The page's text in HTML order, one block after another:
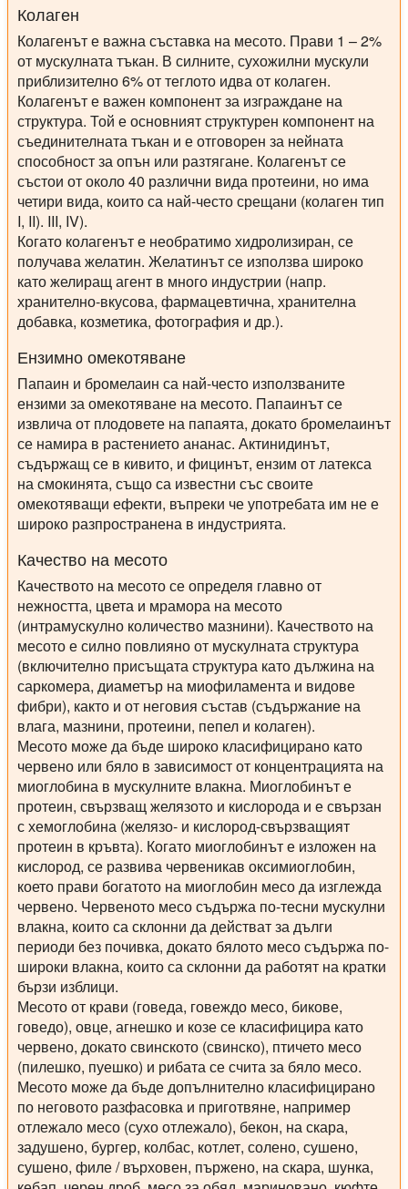
Колаген
Колагенът е важна съставка на месото. Прави 1 – 2%
от мускулната тъкан. В силните, сухожилни мускули
приблизително 6% от теглото идва от колаген.
Колагенът е важен компонент за изграждане на
структура. Той е основният структурен компонент на
съединителната тъкан и е отговорен за нейната
способност за опън или разтягане. Колагенът се
състои от около 40 различни вида протеини, но има
четири вида, които са най-често срещани (колаген тип
I, II). III, IV).
Когато колагенът е необратимо хидролизиран, се
получава желатин. Желатинът се използва широко
като желиращ агент в много индустрии (напр.
хранително-вкусова, фармацевтична, хранителна
добавка, козметика, фотография и др.).
Ензимно омекотяване
Папаин и бромелаин са най-често използваните
ензими за омекотяване на месото. Папаинът се
извлича от плодовете на папаята, докато бромелаинът
се намира в растението ананас. Актинидинът,
съдържащ се в кивито, и фицинът, ензим от латекса
на смокинята, също са известни със своите
омекотяващи ефекти, въпреки че употребата им не е
широко разпространена в индустрията.
Качество на месото
Качеството на месото се определя главно от
нежността, цвета и мрамора на месото
(интрамускулно количество мазнини). Качеството на
месото е силно повлияно от мускулната структура
(включително присъщата структура като дължина на
саркомера, диаметър на миофиламента и видове
фибри), както и от неговия състав (съдържание на
влага, мазнини, протеини, пепел и колаген).
Месото може да бъде широко класифицирано като
червено или бяло в зависимост от концентрацията на
миоглобина в мускулните влакна. Миоглобинът е
протеин, свързващ желязото и кислорода и е свързан
с хемоглобина (желязо- и кислород-свързващият
протеин в кръвта). Когато миоглобинът е изложен на
кислород, се развива червеникав оксимиоглобин,
което прави богатото на миоглобин месо да изглежда
червено. Червеното месо съдържа по-тесни мускулни
влакна, които са склонни да действат за дълги
периоди без почивка, докато бялото месо съдържа по-
широки влакна, които са склонни да работят на кратки
бързи изблици.
Месото от крави (говеда, говеждо месо, бикове,
говедо), овце, агнешко и козе се класифицира като
червено, докато свинското (свинско), птичето месо
(пилешко, пуешко) и рибата се счита за бяло месо.
Месото може да бъде допълнително класифицирано
по неговото разфасовка и приготвяне, например
отлежало месо (сухо отлежало), бекон, на скара,
задушено, бургер, колбас, котлет, солено, сушено,
сушено, филе / върховен, пържено, на скара, шунка,